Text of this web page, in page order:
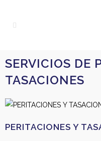
SERVICIOS DE
TASACIONES
PERITACIONES Y